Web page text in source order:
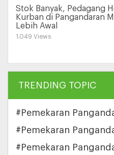
Stok Banyak, Pedagang
Kurban di Pangandaran
Lebih Awal
1.049 Views
TRENDING TOPIC
#Pemekaran
#Pemekaran
#Pemekaran